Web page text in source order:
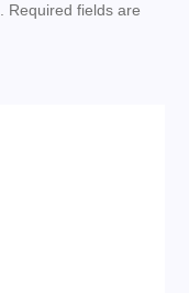
Required fields are